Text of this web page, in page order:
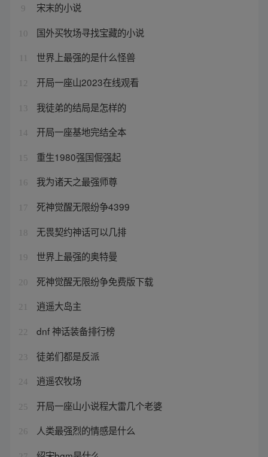
9 宋末的小说
10 国外买牧场寻找宝藏的小说
世界上最强的是什么怪兽
12 开局一座山2023在线观看
13 我徒弟的结局是怎样的
14 开局一座基地完结全本
15 重生1980强国倔强起
16 我为诸天之最强师尊
17 死神觉醒无限纷争4399
18 无畏契约神话可以几排
19 世界上最强的奥特曼
20 死神觉醒无限纷争免费版下载
21 逍遥大岛主
22 dnf 神话装备排行榜
23 徒弟们都是反派
24 逍遥农牧场
25 开局一座山小说程大雷几个老婆
26 人类最强烈的情感是什么